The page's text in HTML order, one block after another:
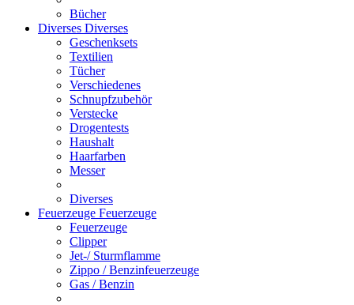
Bücher
Diverses Diverses
Geschenksets
Textilien
Tücher
Verschiedenes
Schnupfzubehör
Verstecke
Drogentests
Haushalt
Haarfarben
Messer
Diverses
Feuerzeuge Feuerzeuge
Feuerzeuge
Clipper
Jet-/ Sturmflamme
Zippo / Benzinfeuerzeuge
Gas / Benzin